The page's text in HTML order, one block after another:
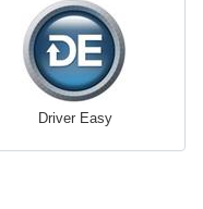
Driver Easy